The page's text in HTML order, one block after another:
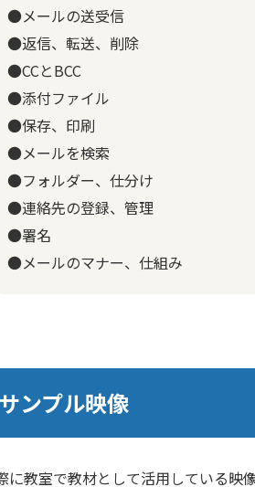
●メールの送受信
●返信、転送、削除
●CCとBCC
●添付ファイル
●保存、印刷
●メールを検索
●フォルダー、仕分け
●連絡先の登録、管理
●署名
●メールのマナー、仕組み
サンプル映像
に教室で教材として活用している映